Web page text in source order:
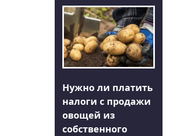
Нужно ли платить
налоги с продажи
овощей из
собственного